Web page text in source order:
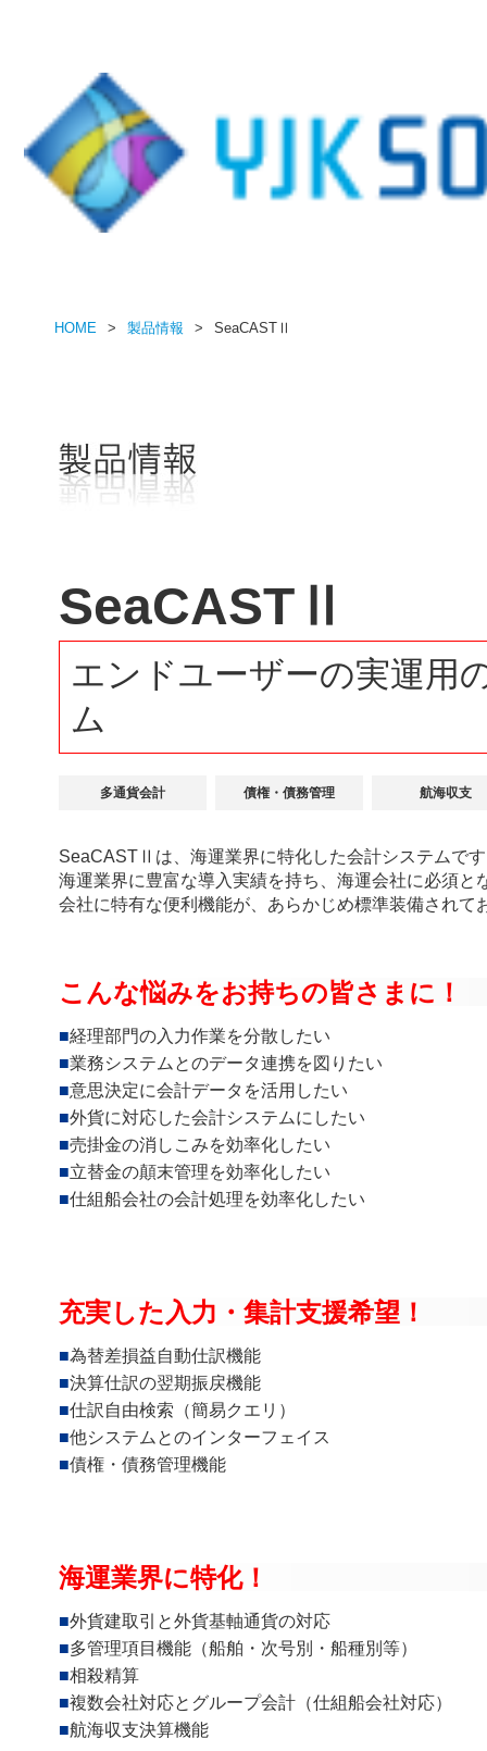
HOME 製品情報 SeaCASTⅡ
SeaCASTⅡ
エンドユーザーの実運用
ム
多通貨会計 債権・債務管理 航海収支
SeaCASTⅡは、海運業界に特化した会計システムで
海運業界に豊富な導入実績を持ち、海運会社に必須
会社に特有な便利機能が、あらかじめ標準装備されて
こんな悩みをお持ちの皆さまに！
経理部門の入力作業を分散したい
業務システムとのデータ連携を図りたい
意思決定に会計データを活用したい
外貨に対応した会計システムにしたい
売掛金の消しこみを効率化したい
立替金の顛末管理を効率化したい
仕組船会社の会計処理を効率化したい
充実した入力・集計支援希望！
為替差損益自動仕訳機能
決算仕訳の翌期振戻機能
仕訳自由検索（簡易クエリ）
他システムとのインターフェイス
債権・債務管理機能
海運業界に特化！
外貨建取引と外貨基軸通貨の対応
多管理項目機能（船舶・次号別・船種別等）
相殺精算
複数会社対応とグループ会計（仕組船会社対応）
航海収支決算機能